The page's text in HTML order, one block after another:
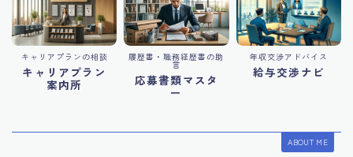
キャリアプランの相談
キャリアプラン
案内所
履歴書・職務経歴書の助
言
応募書類マスタ
ー
年収交渉アドバイス
給与交渉ナビ
ABOUT ME